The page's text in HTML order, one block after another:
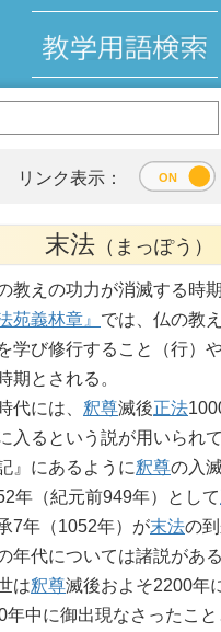
リンク表示：
末法 （まっぽう）
教えの功力が消滅する時
苑義林章』 では、仏の教
学び修行すること（行）
期とされる。
代には、 釈尊滅後正法
入るという説が用いられ
』にあるように釈尊の入
年（紀元前949年）として
7年（1052年）が末法の
年代については諸説があ
は釈尊滅後およそ2200年
中に御出現なさったこと